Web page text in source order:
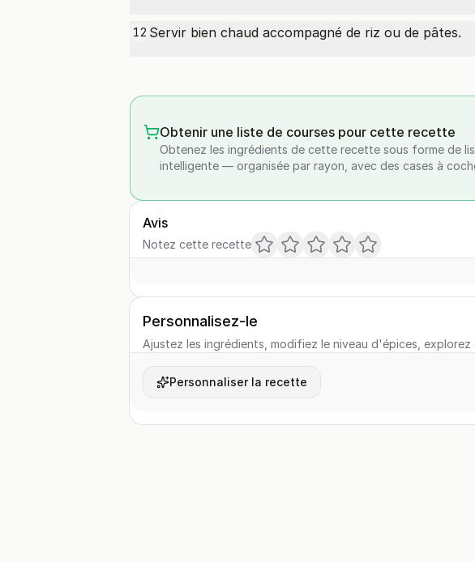
12 Servir bien chaud accompagné de riz ou de pâtes.
Obtenir une liste de courses pour cette recette
Obtenez les ingrédients de cette recette sous forme de
intelligente — organisée par rayon, avec des cases à
Avis
Notez cette recette
Personnalisez-le
Ajustez les ingrédients, modifiez le niveau d'épices,
Personnaliser la recette